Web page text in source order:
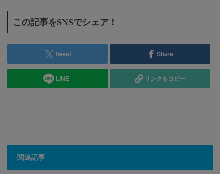
この記事をSNSでシェア！
Tweet Share
LINE リンクをコピー
関連記事